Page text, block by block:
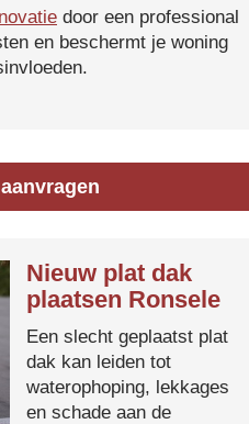
door een professional
en beschermt je woning
Nieuw plat dak
plaatsen Ronsele
Een slecht geplaatst plat
dak kan leiden tot
waterophoping, lekkages
en schade aan de